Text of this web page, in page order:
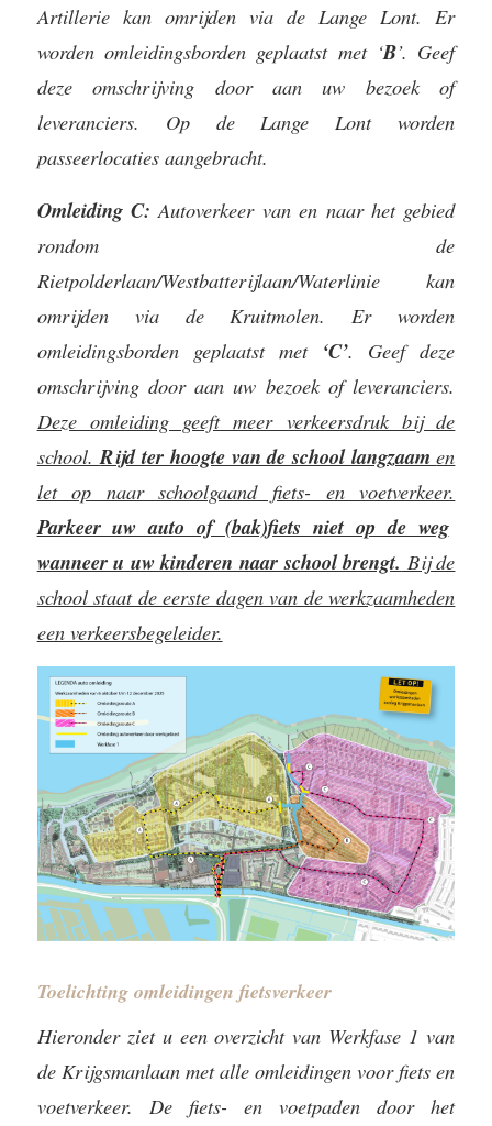
Artillerie kan omrijden via de Lange Lont. Er
worden omleidingsborden geplaatst met ‘B’. Geef
deze omschrijving door aan uw bezoek of
leveranciers. Op de Lange Lont worden
passeerlocaties aangebracht.
Omleiding C: Autoverkeer van en naar het gebied
rondom de
Rietpolderlaan/Westbatterijlaan/Waterlinie kan
omrijden via de Kruitmolen. Er worden
omleidingsborden geplaatst met ‘C’. Geef deze
omschrijving door aan uw bezoek of leveranciers.
Deze omleiding geeft meer verkeersdruk bij de
school.Rijd ter hoogte van de school langzaamen
let op naar schoolgaand fiets- en voetverkeer.
Parkeer uw auto of (bak)fiets niet op de weg
wanneer u uw kinderen naar school brengt. Bij de
school staat de eerste dagen van de werkzaamheden
een verkeersbegeleider.
Toelichting omleidingen fietsverkeer
Hieronder ziet u een overzicht van Werkfase 1 van
de Krijgsmanlaan met alle omleidingen voor fiets en
voetverkeer. De fiets- en voetpaden door het